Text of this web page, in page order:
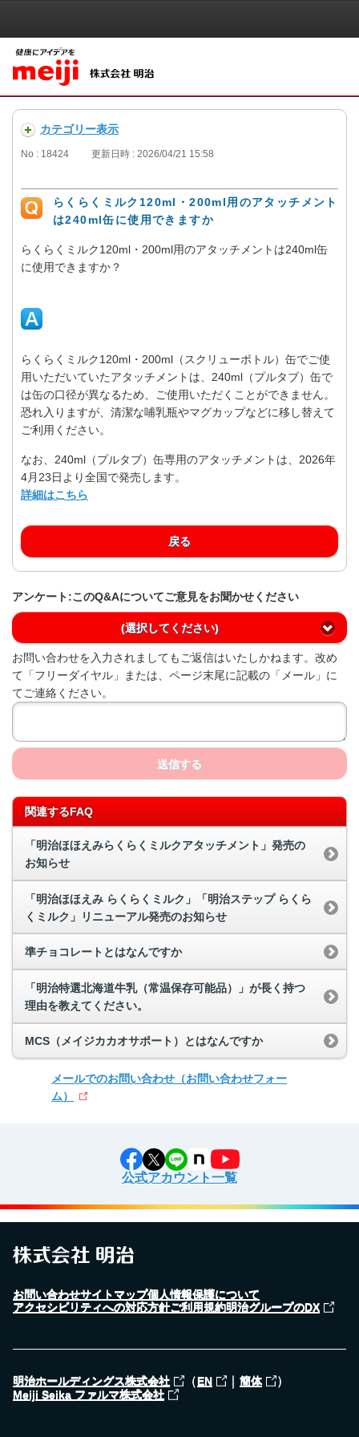
カテゴリー表示
No : 18424 更新日時 : 2026/04/21 15:58
らくらくミルク120ml・200ml用のアタッチメント
は240ml缶に使用できますか
らくらくミルク120ml・200ml用のアタッチメントは240ml缶
に使用できますか？
らくらくミルク120ml・200ml（スクリューボトル）缶でご使
用いただいていたアタッチメントは、240ml（プルタブ）缶で
は缶の口径が異なるため、ご使用いただくことができません。
恐れ入りますが、清潔な哺乳瓶やマグカップなどに移し替えて
ご利用ください。
なお、240ml（プルタブ）缶専用のアタッチメントは、2026年
4月23日より全国で発売します。
詳細はこちら
戻る
アンケート:このQ&Aについてご意見をお聞かせください
(選択してください)
お問い合わせを入力されましてもご返信はいたしかねます。改め
て「フリーダイヤル」または、ページ末尾に記載の「メール」に
てご連絡ください。
送信する
関連するFAQ
「明治ほほえみらくらくミルクアタッチメント」発売の
お知らせ
「明治ほほえみ らくらくミルク」「明治ステップ らくら
くミルク」リニューアル発売のお知らせ
準チョコレートとはなんですか
「明治特選北海道牛乳（常温保存可能品）」が長く持つ
理由を教えてください。
MCS（メイジカカオサポート）とはなんですか
メールでのお問い合わせ （お問い合わせフォー
ム）
公式アカウント一覧
お問い合わせサイトマップ個人情報保護について
アクセシビリティへの対応方針ご利用規約明治グループのDX
明治ホールディングス株式会社 （EN ｜ 簡体 ）
Meiji Seika ファルマ株式会社